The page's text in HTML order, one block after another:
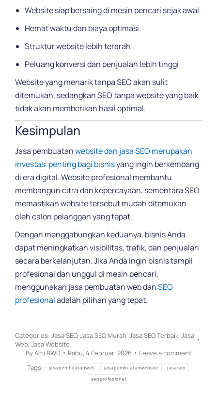
Website siap bersaing di mesin pencari sejak awal
Hemat waktu dan biaya optimasi
Struktur website lebih terarah
Peluang konversi dan penjualan lebih tinggi
Website yang menarik tanpa SEO akan sulit
ditemukan, sedangkan SEO tanpa website yang baik
tidak akan memberikan hasil optimal.
Kesimpulan
Jasa pembuatanwebsite dan jasa SEO merupakan
investasi penting bagi bisnisyang ingin berkembang
di era digital. Website profesional membantu
membangun citra dan kepercayaan, sementara SEO
memastikan website tersebut mudah ditemukan
oleh calon pelanggan yang tepat.
Dengan menggabungkan keduanya, bisnis Anda
dapat meningkatkan visibilitas, trafik, dan penjualan
secara berkelanjutan. Jika Anda ingin bisnis tampil
profesional dan unggul di mesin pencari,
menggunakan jasa pembuatan web danSEO
profesionaladalah pilihan yang tepat.
Categories:Jasa SEO,Jasa SEO Murah,Jasa SEO Terbaik,Jasa
Web,Jasa Website
ByAmi RWD Rabu, 4 Februari 2026
Leave a comment
Tags:
jasapembuatanweb jasapembuatanwebsite jasaseo
seoprofesional